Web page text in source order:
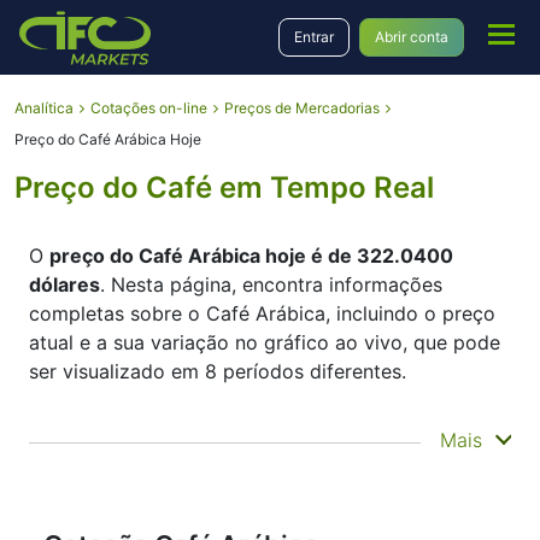
Entrar Abrir conta
Analítica Cotações on-line
Preços de Mercadorias
Preço do Café Arábica Hoje
Preço do Café em Tempo Real
O preço do Café Arábica hoje é de 322.0400
dólares. Nesta página, encontra informações
completas sobre o Café Arábica, incluindo o preço
atual e a sua variação no gráfico ao vivo, que pode
ser visualizado em 8 períodos diferentes.
Preço do Café Arábica Hoje Mais